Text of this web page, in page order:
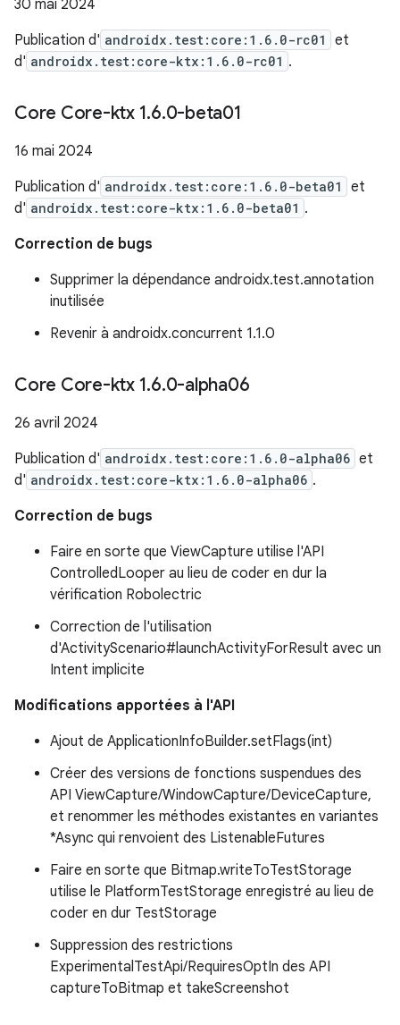
30 mai 2024
Publication d' androidx.test:core:1.6.0-rc01
et
d' androidx.test:core-ktx:1.6.0-rc01 .
Core Core-ktx 1.6.0-beta01
16 mai 2024
Publication d' androidx.test:core:1.6.0-beta01
et
d' androidx.test:core-ktx:1.6.0-beta01 .
Correction de bugs
Supprimer la dépendance androidx.test.annotation
inutilisée
Revenir à androidx.concurrent 1.1.0
Core Core-ktx 1.6.0-alpha06
26 avril 2024
Publication d' androidx.test:core:1.6.0-alpha06 et
d' androidx.test:core-ktx:1.6.0-alpha06 .
Correction de bugs
Faire en sorte que ViewCapture utilise l'API
ControlledLooper au lieu de coder en dur la
vérification Robolectric
Correction de l'utilisation
d'ActivityScenario#launchActivityForResult avec un
Intent implicite
Modifications apportées à l'API
Ajout de ApplicationInfoBuilder.setFlags(int)
Créer des versions de fonctions suspendues des
API ViewCapture/WindowCapture/DeviceCapture,
et renommer les méthodes existantes en variantes
*Async qui renvoient des ListenableFutures
Faire en sorte que Bitmap.writeToTestStorage
utilise le PlatformTestStorage enregistré au lieu de
coder en dur TestStorage
Suppression des restrictions
ExperimentalTestApi/RequiresOptIn des API
captureToBitmap et takeScreenshot